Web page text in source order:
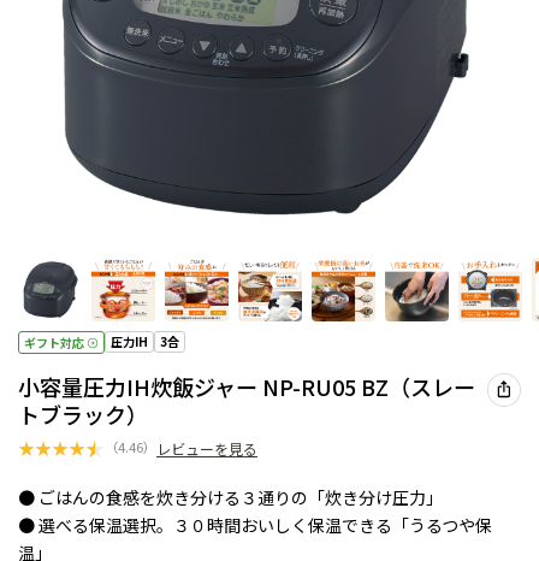
ギフト対応 圧力IH 3合
小容量圧力IH炊飯ジャー NP-RU05 BZ（スレー
トブラック）
★★★★★ （4.46） レビューを見る
● ごはんの食感を炊き分ける３通りの「炊き分け圧力」
● 選べる保温選択。３０時間おいしく保温できる「うるつや保
温」